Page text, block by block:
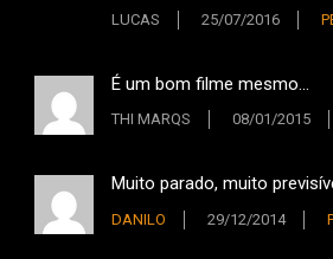
LUCAS 25/07/2016
É um bom filme mesmo…
THI MARQS 08/01/2015
Muito parado, muito
DANILO 29/12/2014